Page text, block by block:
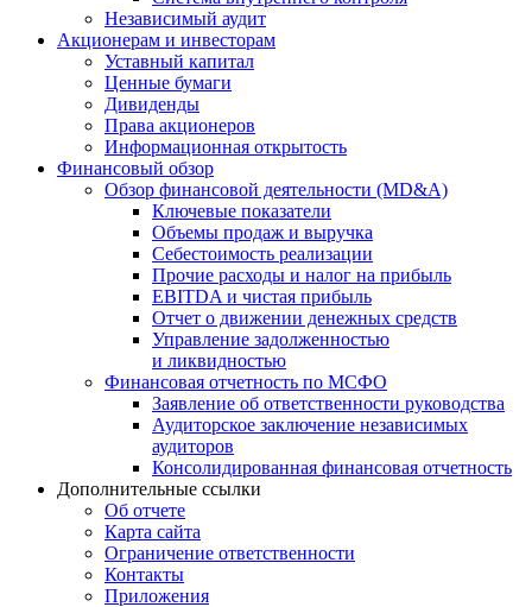
Независимый аудит
Акционерам и инвесторам
Уставный капитал
Ценные бумаги
Дивиденды
Права акционеров
Информационная открытость
Финансовый обзор
Обзор финансовой деятельности (MD&A)
Ключевые показатели
Объемы продаж и выручка
Себестоимость реализации
Прочие расходы и налог на прибыль
EBITDA и чистая прибыль
Отчет о движении денежных средств
Управление задолженностью
и ликвидностью
Финансовая отчетность по МСФО
Заявление об ответственности руководства
Аудиторское заключение независимых
аудиторов
Консолидированная финансовая отчетность
Дополнительные ссылки
Об отчете
Карта сайта
Ограничение ответственности
Контакты
Приложения